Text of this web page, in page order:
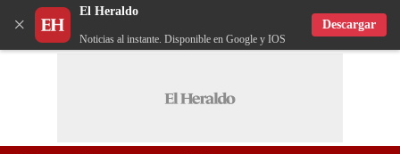
×
El Heraldo
Noticias al instante. Disponible en Google y IOS
Descargar